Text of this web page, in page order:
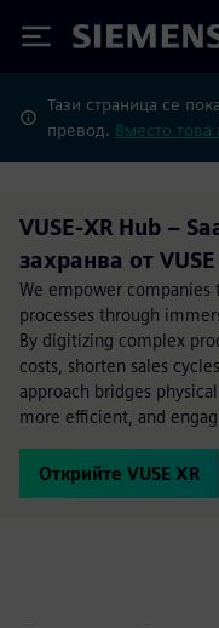
Siemens
Тази страница се
превод. Вместо това
VUSE-XR Hub –
захранва от VUSE
We empower
processes through
By digitizing complex
costs, shorten sales
approach bridges
more efficient, and
Открийте VUSE XR